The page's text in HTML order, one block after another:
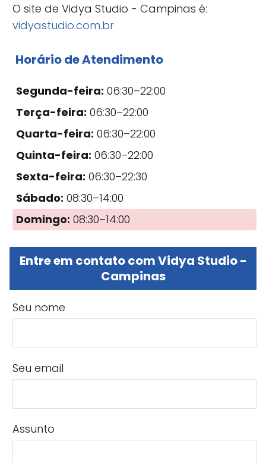
O site de Vidya Studio - Campinas é:
vidyastudio.com.br
Horário de Atendimento
Segunda-feira: 06:30–22:00
Terça-feira: 06:30–22:00
Quarta-feira: 06:30–22:00
Quinta-feira: 06:30–22:00
Sexta-feira: 06:30–22:30
Sábado: 08:30–14:00
Domingo: 08:30–14:00
Entre em contato com Vidya Studio -
Campinas
Seu nome
Seu email
Assunto